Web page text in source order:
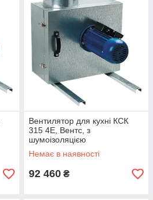
Вентилятор для кухні КСК
315 4Е, Вентс, з
шумоізоляцією
Немає в наявності
92 460 ₴